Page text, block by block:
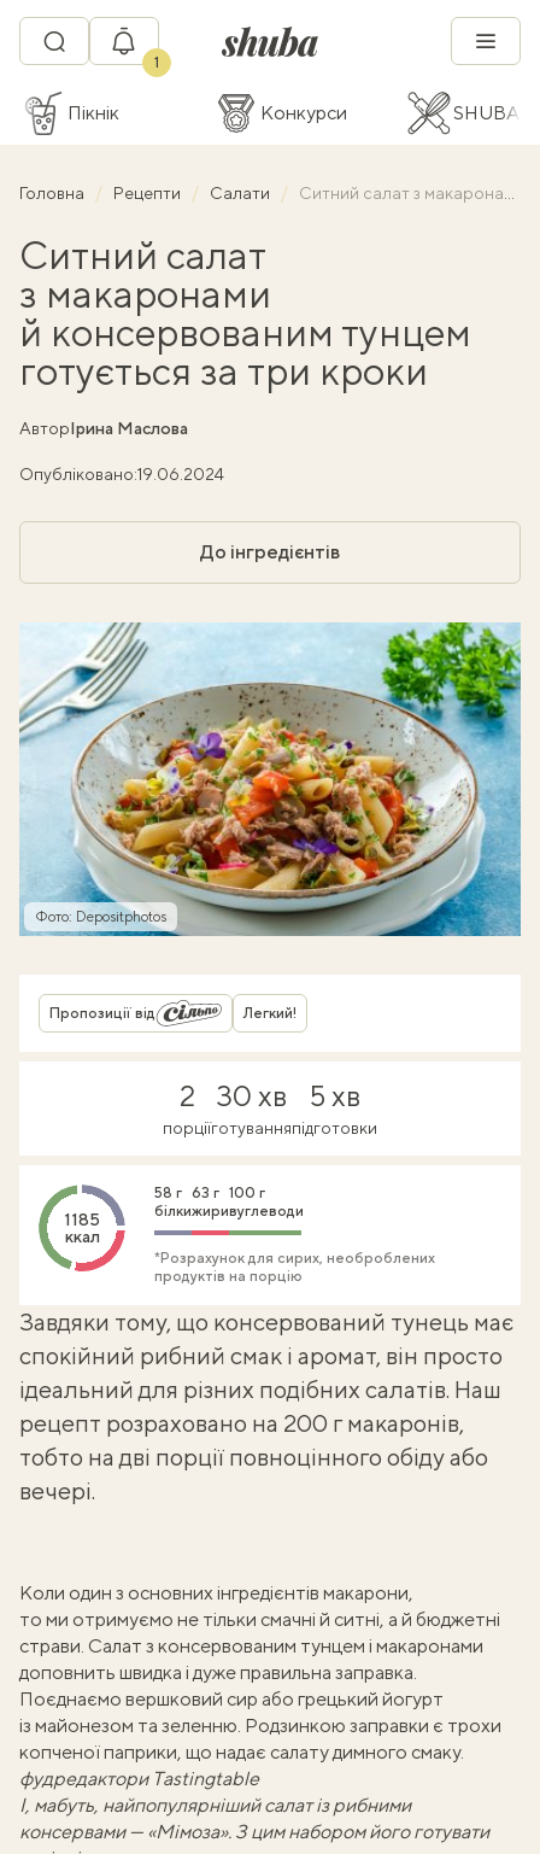
1
Пікнік Конкурси SHUBA
Головна Рецепти Салати Ситний салат з макаронами й консервованим тунцем готується за три кроки
Ситний салат
з макаронами
й консервованим тунцем
готується за три кроки
АвторІрина Маслова
Опубліковано:19.06.2024
До інгредієнтів
Фото: Depositphotos
Пропозиції від Легкий!
2
порції
30 хв
готування
5 хв
підготовки
1185
ккал
58 г
білки
63 г
жири
100 г
вуглеводи
*Розрахунок для сирих, необроблених
продуктів на порцію
Завдяки тому, що консервований тунець має
спокійний рибний смак і аромат, він просто
ідеальний для різних подібних салатів. Наш
рецепт розраховано на 200 г макаронів,
тобто на дві порції повноцінного обіду або
вечері.
Коли один з основних інгредієнтів макарони,
то ми отримуємо не тільки смачні й ситні, а й бюджетні
страви. Салат з консервованим тунцем і макаронами
доповнить швидка і дуже правильна заправка.
Поєднаємо вершковий сир або грецький йогурт
із майонезом та зеленню. Родзинкою заправки є трохи
копченої паприки, що надає салату димного смаку.
фудредактори Тastingtable
І, мабуть, найпопулярніший салат із рибними
консервами — «Мімоза». З цим набором його готувати